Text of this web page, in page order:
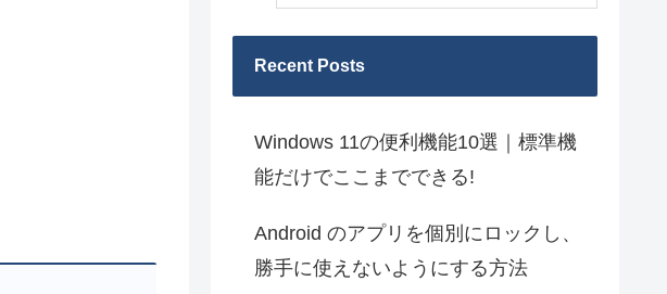
Recent Posts
Windows 11の便利機能10選｜標準機
能だけでここまでできる!
Android のアプリを個別にロックし、
勝手に使えないようにする方法